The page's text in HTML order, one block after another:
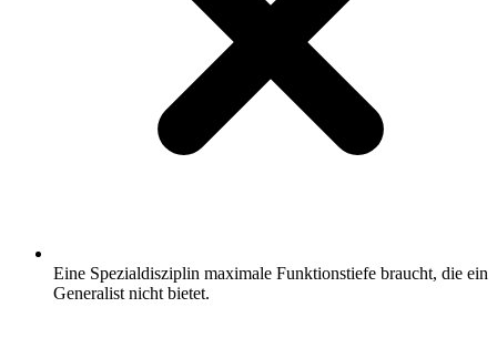
Eine Spezialdisziplin maximale Funktionstiefe braucht, die ein
Generalist nicht bietet.